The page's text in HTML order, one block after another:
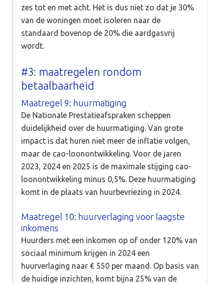
zes tot en met acht. Het is dus niet zo dat je 30%
van de woningen moet isoleren naar de
standaard bovenop de 20% die aardgasvrij
wordt.
#3: maatregelen rondom
betaalbaarheid
Maatregel 9: huurmatiging
De Nationale Prestatieafspraken scheppen
duidelijkheid over de huurmatiging. Van grote
impact is dat huren niet meer de inflatie volgen,
maar de cao-loonontwikkeling. Voor de jaren
2023, 2024 en 2025 is de maximale stijging cao-
loonontwikkeling minus 0,5%. Deze huurmatiging
komt in de plaats van huurbevriezing in 2024.
Maatregel 10: huurverlaging voor laagste
inkomens
Huurders met een inkomen op of onder 120% van
sociaal minimum krijgen in 2024 een
huurverlaging naar € 550 per maand. Op basis van
de huidige inzichten, komt bijna 25% van de